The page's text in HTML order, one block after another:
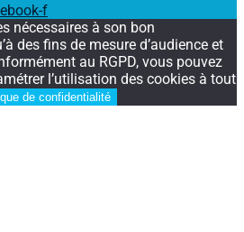
f
nécessaires à son bon
des fins de mesure d’audience et
au RGPD, vous pouvez
l’utilisation des cookies à tout
de confidentialité